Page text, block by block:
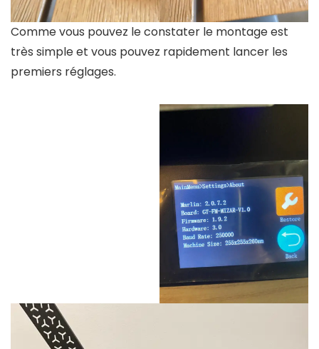
Comme vous pouvez le constater le montage est
très simple et vous pouvez rapidement lancer les
premiers réglages.